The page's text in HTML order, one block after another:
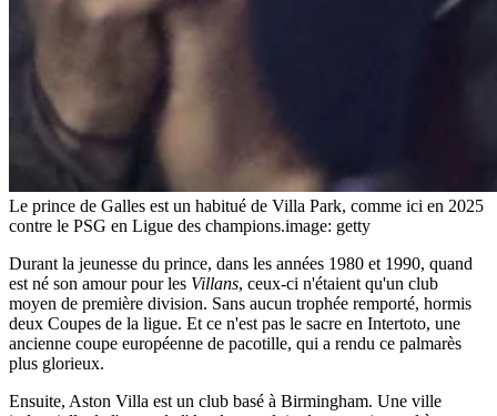
Le prince de Galles est un habitué de Villa Park, comme ici en 2025
contre le PSG en Ligue des champions.image: getty
Durant la jeunesse du prince, dans les années 1980 et 1990, quand
est né son amour pour les Villans, ceux-ci n'étaient qu'un club
moyen de première division. Sans aucun trophée remporté, hormis
deux Coupes de la ligue. Et ce n'est pas le sacre en Intertoto, une
ancienne coupe européenne de pacotille, qui a rendu ce palmarès
plus glorieux.
Ensuite, Aston Villa est un club basé à Birmingham. Une ville